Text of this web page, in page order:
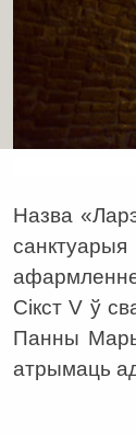
Назва
Сікст V ў
Панны
атрымаць